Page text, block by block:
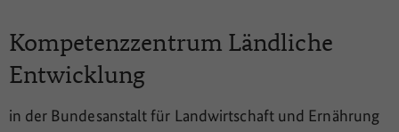
Kompetenzzentrum Ländliche
Entwicklung
in der Bundesanstalt für Landwirtschaft und Ernährung